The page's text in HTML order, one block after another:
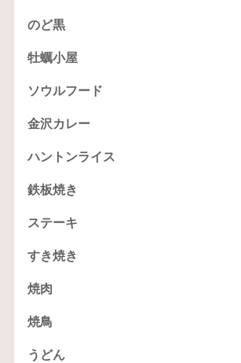
のど黒
牡蠣小屋
ソウルフード
金沢カレー
ハントンライス
鉄板焼き
ステーキ
すき焼き
焼肉
焼鳥
うどん